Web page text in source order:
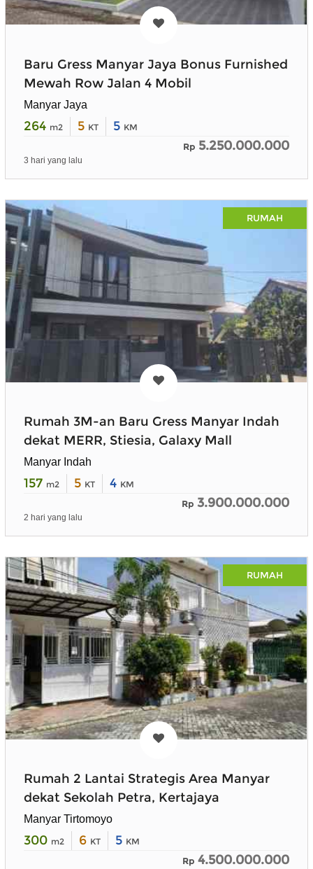
Baru Gress Manyar Jaya Bonus Furnished
Mewah Row Jalan 4 Mobil
Manyar Jaya
264 m2 5 KT 5 KM
Rp 5.250.000.000
3 hari yang lalu
RUMAH
Rumah 3M-an Baru Gress Manyar Indah
dekat MERR, Stiesia, Galaxy Mall
Manyar Indah
157 m2 5 KT 4 KM
Rp 3.900.000.000
2 hari yang lalu
RUMAH
Rumah 2 Lantai Strategis Area Manyar
dekat Sekolah Petra, Kertajaya
Manyar Tirtomoyo
300 m2 6 KT 5 KM
Rp 4.500.000.000